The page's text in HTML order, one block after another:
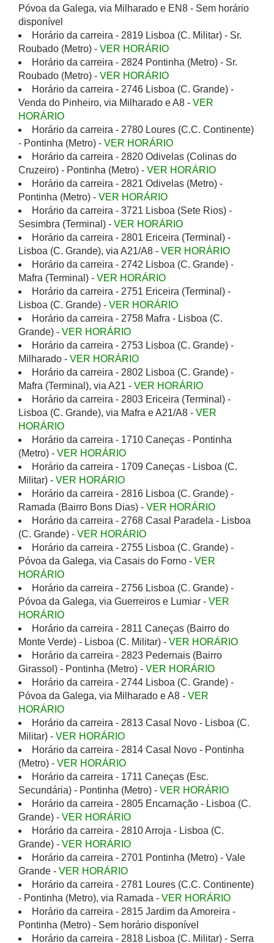
Póvoa da Galega, via Milharado e EN8 - Sem horário
disponível
Horário da carreira - 2819 Lisboa (C. Militar) - Sr.
Roubado (Metro) - VER HORÁRIO
Horário da carreira - 2824 Pontinha (Metro) - Sr.
Roubado (Metro) - VER HORÁRIO
Horário da carreira - 2746 Lisboa (C. Grande) -
Venda do Pinheiro, via Milharado e A8 - VER
HORÁRIO
Horário da carreira - 2780 Loures (C.C. Continente)
- Pontinha (Metro) - VER HORÁRIO
Horário da carreira - 2820 Odivelas (Colinas do
Cruzeiro) - Pontinha (Metro) - VER HORÁRIO
Horário da carreira - 2821 Odivelas (Metro) -
Pontinha (Metro) - VER HORÁRIO
Horário da carreira - 3721 Lisboa (Sete Rios) -
Sesimbra (Terminal) - VER HORÁRIO
Horário da carreira - 2801 Ericeira (Terminal) -
Lisboa (C. Grande), via A21/A8 - VER HORÁRIO
Horário da carreira - 2742 Lisboa (C. Grande) -
Mafra (Terminal) - VER HORÁRIO
Horário da carreira - 2751 Ericeira (Terminal) -
Lisboa (C. Grande) - VER HORÁRIO
Horário da carreira - 2758 Mafra - Lisboa (C.
Grande) - VER HORÁRIO
Horário da carreira - 2753 Lisboa (C. Grande) -
Milharado - VER HORÁRIO
Horário da carreira - 2802 Lisboa (C. Grande) -
Mafra (Terminal), via A21 - VER HORÁRIO
Horário da carreira - 2803 Ericeira (Terminal) -
Lisboa (C. Grande), via Mafra e A21/A8 - VER
HORÁRIO
Horário da carreira - 1710 Caneças - Pontinha
(Metro) - VER HORÁRIO
Horário da carreira - 1709 Caneças - Lisboa (C.
Militar) - VER HORÁRIO
Horário da carreira - 2816 Lisboa (C. Grande) -
Ramada (Bairro Bons Dias) - VER HORÁRIO
Horário da carreira - 2768 Casal Paradela - Lisboa
(C. Grande) - VER HORÁRIO
Horário da carreira - 2755 Lisboa (C. Grande) -
Póvoa da Galega, via Casais do Forno - VER
HORÁRIO
Horário da carreira - 2756 Lisboa (C. Grande) -
Póvoa da Galega, via Guerreiros e Lumiar - VER
HORÁRIO
Horário da carreira - 2811 Caneças (Bairro do
Monte Verde) - Lisboa (C. Militar) - VER HORÁRIO
Horário da carreira - 2823 Pedernais (Bairro
Girassol) - Pontinha (Metro) - VER HORÁRIO
Horário da carreira - 2744 Lisboa (C. Grande) -
Póvoa da Galega, via Milharado e A8 - VER
HORÁRIO
Horário da carreira - 2813 Casal Novo - Lisboa (C.
Militar) - VER HORÁRIO
Horário da carreira - 2814 Casal Novo - Pontinha
(Metro) - VER HORÁRIO
Horário da carreira - 1711 Caneças (Esc.
Secundária) - Pontinha (Metro) - VER HORÁRIO
Horário da carreira - 2805 Encarnação - Lisboa (C.
Grande) - VER HORÁRIO
Horário da carreira - 2810 Arroja - Lisboa (C.
Grande) - VER HORÁRIO
Horário da carreira - 2701 Pontinha (Metro) - Vale
Grande - VER HORÁRIO
Horário da carreira - 2781 Loures (C.C. Continente)
- Pontinha (Metro), via Ramada - VER HORÁRIO
Horário da carreira - 2815 Jardim da Amoreira -
Pontinha (Metro) - Sem horário disponível
Horário da carreira - 2818 Lisboa (C. Militar) - Serra